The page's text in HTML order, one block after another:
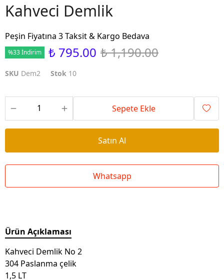
Kahveci Demlik
Peşin Fiyatına 3 Taksit & Kargo Bedava
%33 İndirim ₺ 795.00 ₺ 1,190.00
SKU Dem2 Stok 10
Sepete Ekle
Satın Al
Whatsapp
Ürün Açıklaması
Kahveci Demlik No 2
304 Paslanma çelik
1,5 LT